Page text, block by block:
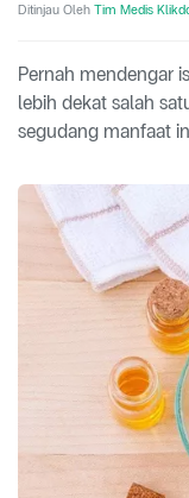
Ditinjau Oleh Tim Medis
Pernah mendengar
lebih dekat salah
segudang manfaat